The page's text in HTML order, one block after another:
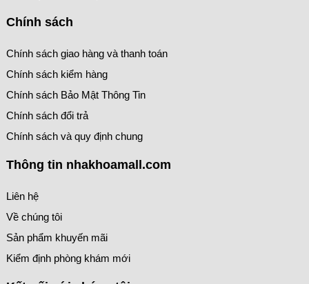
Chính sách
Chính sách giao hàng và thanh toán
Chính sách kiểm hàng
Chính sách Bảo Mật Thông Tin
Chính sách đổi trả
Chính sách và quy định chung
Thông tin nhakhoamall.com
Liên hệ
Về chúng tôi
Sản phẩm khuyến mãi
Kiểm định phòng khám mới